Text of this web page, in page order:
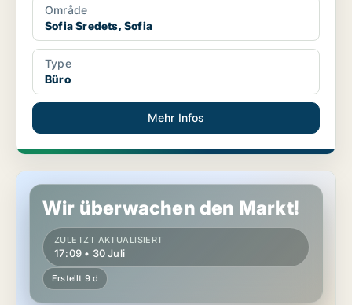
Område
Sofia Sredets, Sofia
Type
Büro
Mehr Infos
Büro in Sofia Sredets, Sofia
Wir überwachen den Markt!
ZULETZT AKTUALISIERT
17:09 • 30 Juli
Erstellt 9 d